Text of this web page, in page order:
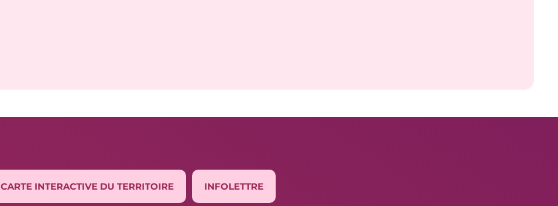
CARTE INTERACTIVE DU TERRITOIRE INFOLETTRE